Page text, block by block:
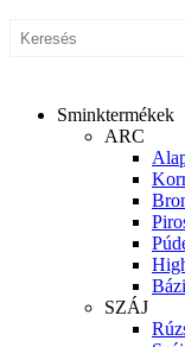
Sminktermékek
ARC
SZÁJ